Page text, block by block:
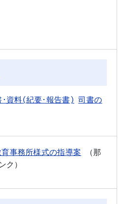
･資料(紀要･報告書)
司書の
事務所様式の指導案 （那
ク）